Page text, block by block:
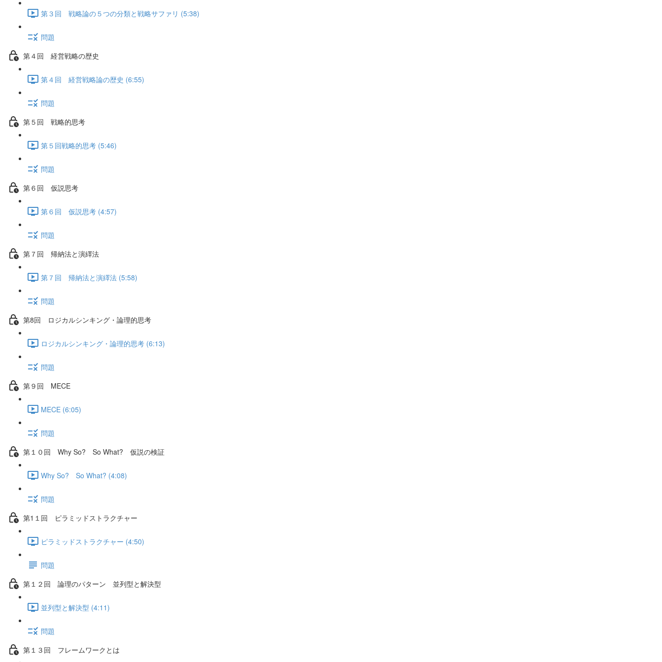
第３回 戦略論の５つの分類と戦略サファリ (5:38)
問題
第４回 経営戦略の歴史
第４回 経営戦略論の歴史 (6:55)
問題
第５回 戦略的思考
第５回戦略的思考 (5:46)
問題
第６回 仮説思考
第６回 仮説思考 (4:57)
問題
第７回 帰納法と演繹法
第７回 帰納法と演繹法 (5:58)
問題
第8回 ロジカルシンキング・論理的思考
ロジカルシンキング・論理的思考 (6:13)
問題
第９回 MECE
MECE (6:05)
問題
第１０回 Why So? So What? 仮説の検証
Why So? So What? (4:08)
問題
第1１回 ピラミッドストラクチャー
ピラミッドストラクチャー (4:50)
問題
第１２回 論理のパターン 並列型と解決型
並列型と解決型 (4:11)
問題
第１３回 フレームワークとは